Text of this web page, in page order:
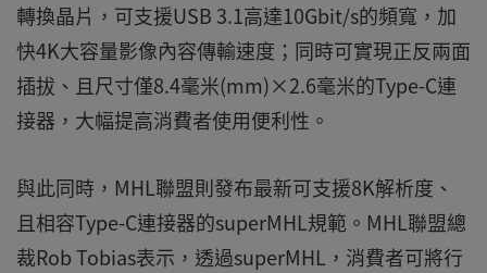
轉換晶片，可支援USB 3.1高達10Gbit/s的頻寬，加
快4K大容量影像內容傳輸速度；同時可實現正反兩面
插拔、且尺寸僅8.4毫米(mm)×2.6毫米的Type-C連
接器，大幅提高消費者使用便利性。
與此同時，MHL聯盟則發布最新可支援8K解析度、
且相容Type-C連接器的superMHL規範。MHL聯盟總
裁Rob Tobias表示，透過superMHL，消費者可將行